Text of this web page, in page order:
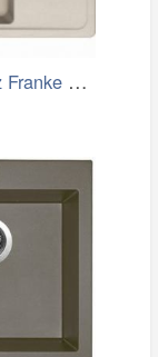
Granitový dřez Franke BFG 611-62 Sahara